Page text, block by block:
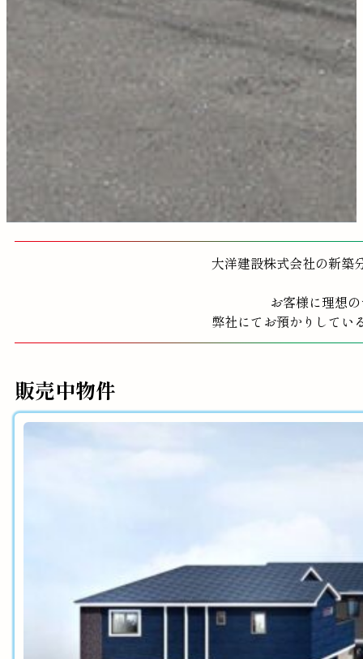
大洋建設株式会社の新築
お客様に理想
弊社にてお預かりしてい
販売中物件